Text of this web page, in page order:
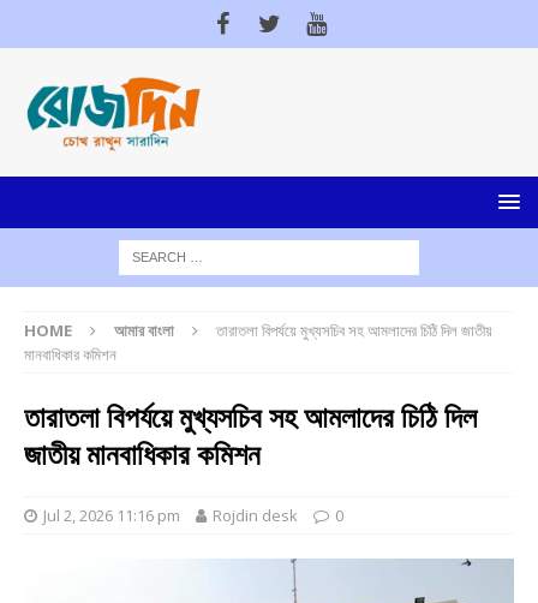
HOME আমার বাংলা
তারাতলা বিপর্যয়ে মুখ্যসচিব সহ আমলাদের চিঠি দিল জাতীয়
মানবাধিকার কমিশন
তারাতলা বিপর্যয়ে মুখ্যসচিব সহ আমলাদের চিঠি দিল
জাতীয় মানবাধিকার কমিশন
Jul 2, 2026 11:16 pm Rojdin desk 0